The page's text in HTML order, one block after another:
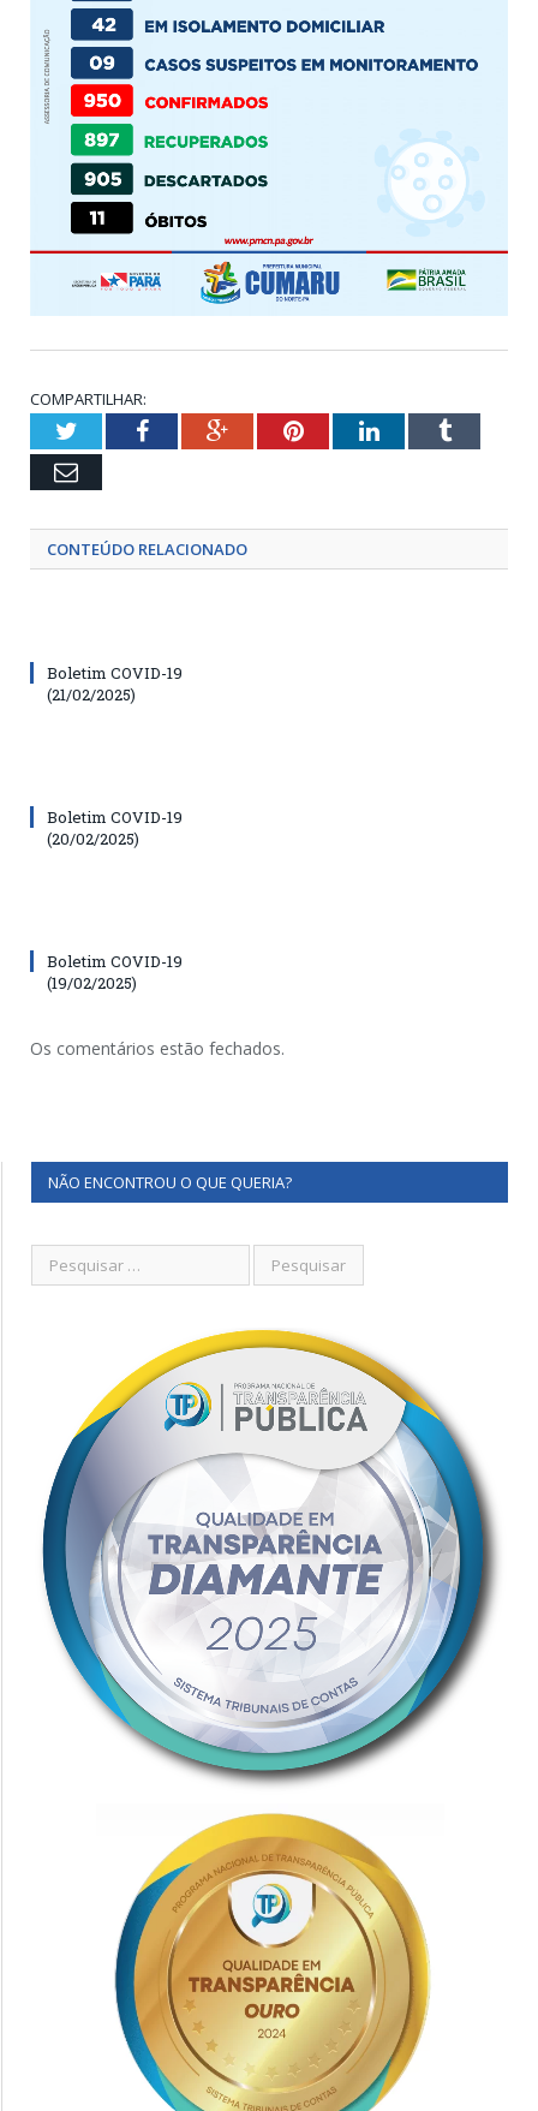
COMPARTILHAR:
TwitterFacebookGoogle+PinterestLinkedInTumblr
Email
CONTEÚDO RELACIONADO
Boletim COVID-19
(21/02/2025)
Boletim COVID-19
(20/02/2025)
Boletim COVID-19
(19/02/2025)
Os comentários estão fechados.
NÃO ENCONTROU O QUE QUERIA?